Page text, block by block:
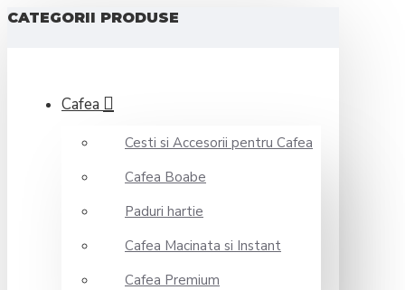
CATEGORII PRODUSE
Cafea
Cesti si Accesorii pentru Cafea
Cafea Boabe
Paduri hartie
Cafea Macinata si Instant
Cafea Premium